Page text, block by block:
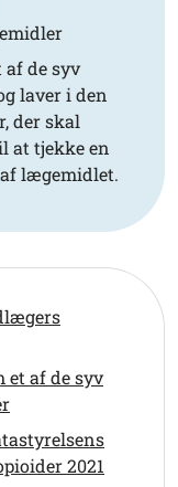
af de syv
laver i den
der skal
at tjekke en
lægemidlet.
et af de syv
2021